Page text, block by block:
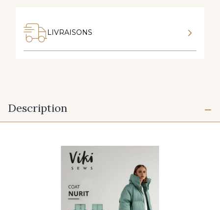
LIVRAISONS
Description